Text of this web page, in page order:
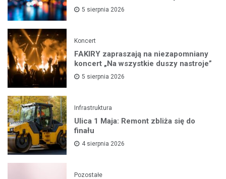
5 sierpnia 2026
Koncert
FAKIRY zapraszają na niezapomniany
koncert „Na wszystkie duszy nastroje”
5 sierpnia 2026
Infrastruktura
Ulica 1 Maja: Remont zbliża się do
finału
4 sierpnia 2026
Pozostałe